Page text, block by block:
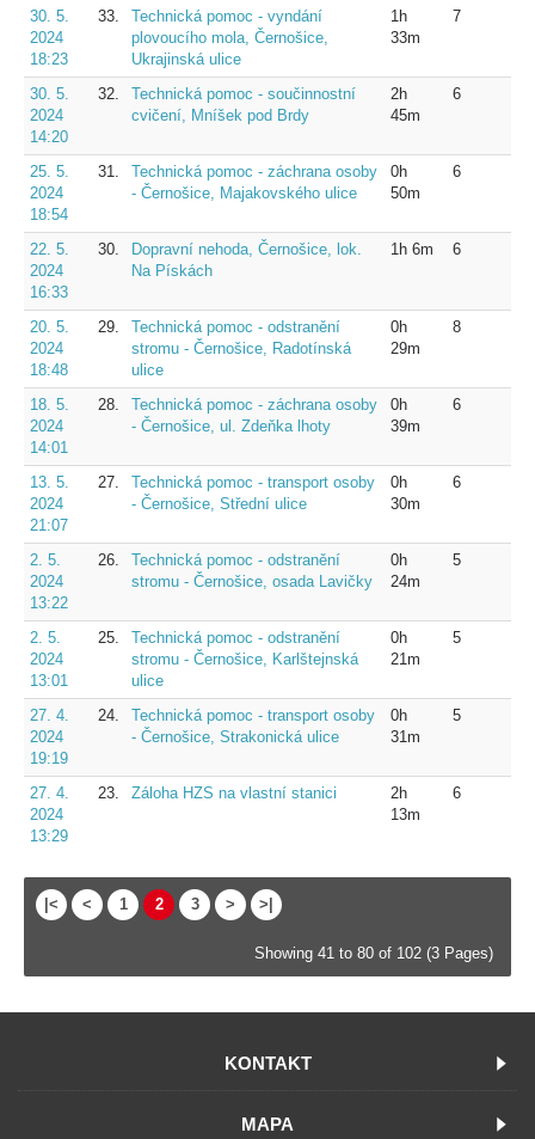
30. 5.
2024
18:23
33.
Technická pomoc - vyndání
plovoucího mola, Černošice,
Ukrajinská ulice
1h
33m
7
30. 5.
2024
14:20
32.
Technická pomoc - součinnostní
cvičení, Mníšek pod Brdy
2h
45m
6
25. 5.
2024
18:54
31.
Technická pomoc - záchrana osoby
- Černošice, Majakovského ulice
0h
50m
6
22. 5.
2024
16:33
30.
Dopravní nehoda, Černošice, lok.
Na Pískách
1h 6m 6
20. 5.
2024
18:48
29.
Technická pomoc - odstranění
stromu - Černošice, Radotínská
ulice
0h
29m
8
18. 5.
2024
14:01
28.
Technická pomoc - záchrana osoby
- Černošice, ul. Zdeňka lhoty
0h
39m
6
13. 5.
2024
21:07
27.
Technická pomoc - transport osoby
- Černošice, Střední ulice
0h
30m
6
2. 5.
2024
13:22
26.
Technická pomoc - odstranění
stromu - Černošice, osada Lavičky
0h
24m
5
2. 5.
2024
13:01
25.
Technická pomoc - odstranění
stromu - Černošice, Karlštejnská
ulice
0h
21m
5
27. 4.
2024
19:19
24.
Technická pomoc - transport osoby
- Černošice, Strakonická ulice
0h
31m
5
27. 4.
2024
13:29
23. Záloha HZS na vlastní stanici
2h
13m
6
|< < 1 2 3 > >|
Showing 41 to 80 of 102 (3 Pages)
KONTAKT
MAPA